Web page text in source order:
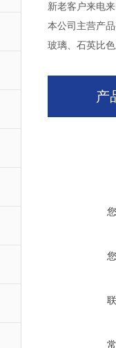
新老客户来电
本公司主营产
玻璃、石英比
产